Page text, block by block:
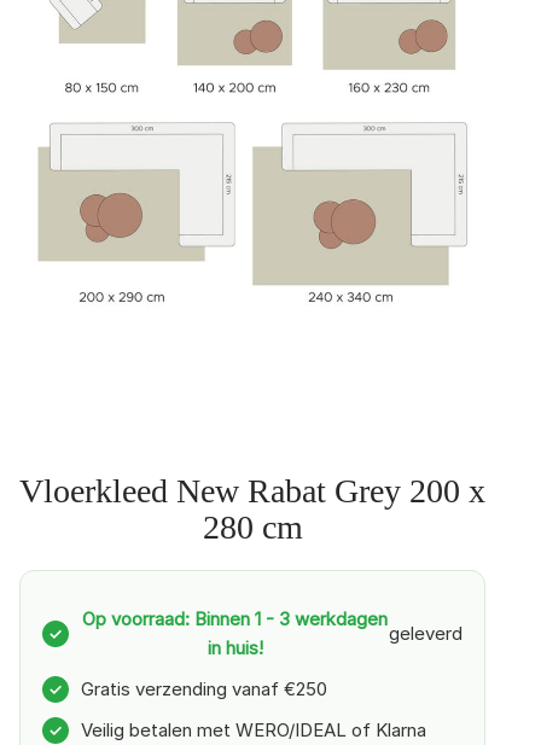
Vloerkleed New Rabat Grey 200 x
280 cm
✓
Op voorraad: Binnen 1 - 3 werkdagen
in huis!
geleverd
✓ Gratis verzending vanaf €250
✓ Veilig betalen met WERO/IDEAL of Klarna